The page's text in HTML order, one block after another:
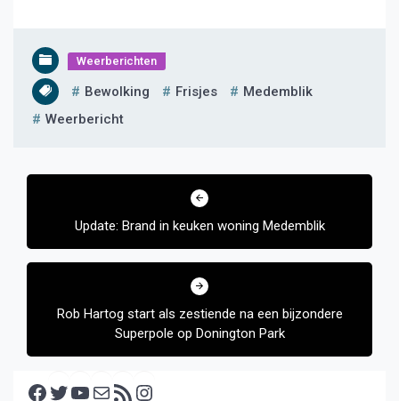
Weerberichten
Bewolking Frisjes
Medemblik
Weerbericht
Bericht
Update: Brand in keuken woning Medemblik
Rob Hartog start als zestiende na een bijzondere
Superpole op Donington Park
Facebook Twitter YouTube E-mail RSS feed